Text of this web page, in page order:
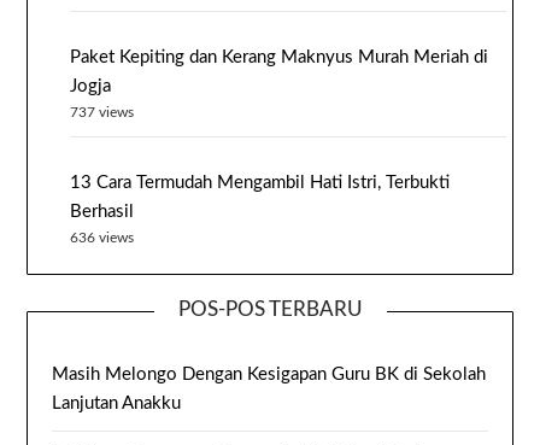
Paket Kepiting dan Kerang Maknyus Murah Meriah di
Jogja
737 views
13 Cara Termudah Mengambil Hati Istri, Terbukti
Berhasil
636 views
POS-POS TERBARU
Masih Melongo Dengan Kesigapan Guru BK di Sekolah
Lanjutan Anakku